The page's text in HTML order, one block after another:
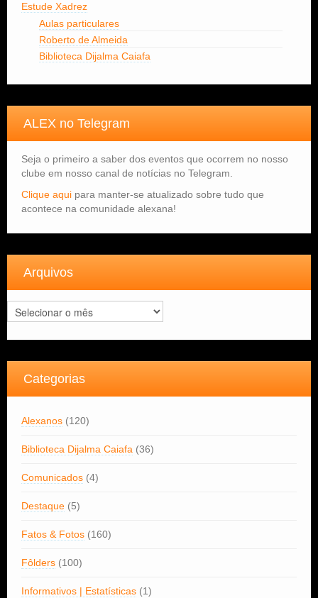
Estude Xadrez
Aulas particulares
Roberto de Almeida
Biblioteca Dijalma Caiafa
ALEX no Telegram
Seja o primeiro a saber dos eventos que ocorrem no nosso
clube em nosso canal de notícias no Telegram.
Clique aqui para manter-se atualizado sobre tudo que
acontece na comunidade alexana!
Arquivos
Arquivos
Categorias
Alexanos (120)
Biblioteca Dijalma Caiafa (36)
Comunicados (4)
Destaque (5)
Fatos & Fotos (160)
Fôlders (100)
Informativos | Estatísticas (1)